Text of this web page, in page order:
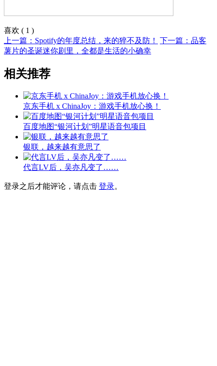
喜欢 ( 1 )
上一篇：Spotify的年度总结，来的猝不及防！
下一篇：品客
薯片的圣诞迷你剧里，全都是生活的小确幸
相关推荐
京东手机 x ChinaJoy：游戏手机放心换！
百度地图“银河计划”明星语音包项目
银联，越来越有意思了
代言LV后，吴亦凡变了……
登录之后才能评论，请点击 登录。